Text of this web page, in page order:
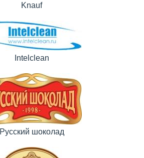
Knauf
Intelclean
Русский шоколад